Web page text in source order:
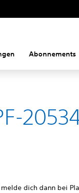
Abonnements
dich dann bei